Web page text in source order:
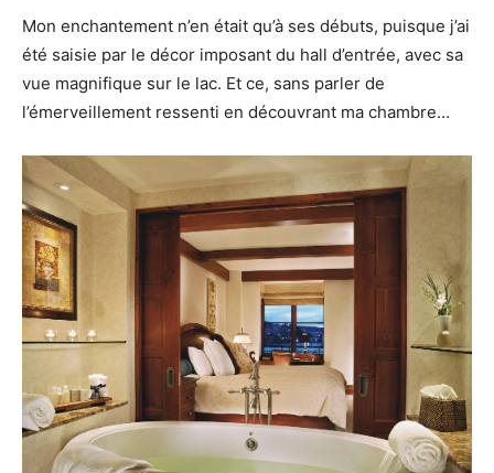
Mon enchantement n’en était qu’à ses débuts, puisque j’ai
été saisie par le décor imposant du hall d’entrée, avec sa
vue magnifique sur le lac. Et ce, sans parler de
l’émerveillement ressenti en découvrant ma chambre…